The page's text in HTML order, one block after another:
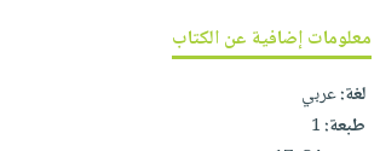
أطفال
مناسبات
أسئلة
يتكرر
طرحها
عربة
التسوق
نشرة
معلومات إضافية عن الكتاب
لغة:عربي
طبعة:1